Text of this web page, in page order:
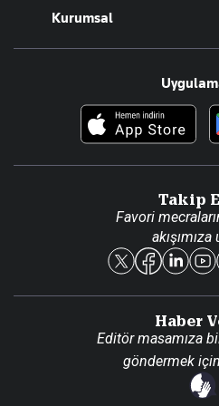
Teknoloji
Foto Haber
Kurumsal
Künye
Reklam Ver
Takip
Favori
akışımıza
Haber
Editör masamıza
göndermek için